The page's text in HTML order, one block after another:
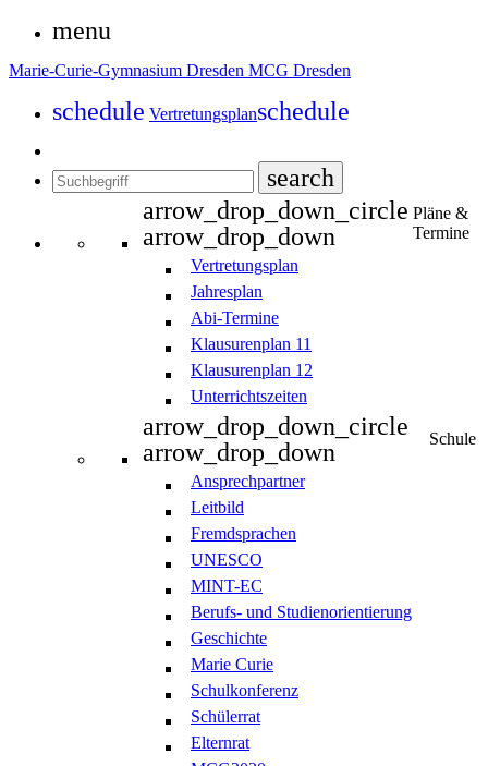
menu
Marie-Curie-Gymnasium Dresden MCG Dresden
schedule Vertretungsplanschedule
search
arrow_drop_down_circle
arrow_drop_down
Pläne &
Termine
Vertretungsplan
Jahresplan
Abi-Termine
Klausurenplan 11
Klausurenplan 12
Unterrichtszeiten
arrow_drop_down_circle
arrow_drop_down
Schule
Ansprechpartner
Leitbild
Fremdsprachen
UNESCO
MINT-EC
Berufs- und Studienorientierung
Geschichte
Marie Curie
Schulkonferenz
Schülerrat
Elternrat